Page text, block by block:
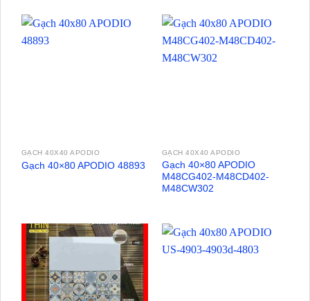
GẠCH 40X40 APODIO
Gạch 40×80 APODIO 48893
GẠCH 40X40 APODIO
Gạch 40×80 APODIO
M48CG402-M48CD402-
M48CW302